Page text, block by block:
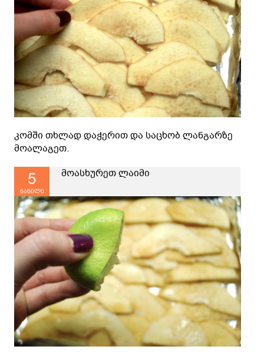
კომში თხლად დაჭერით და საცხობ ლანგარზე
მოალაგეთ.
5
ნაწილი
მოასხურეთ ლაიმი